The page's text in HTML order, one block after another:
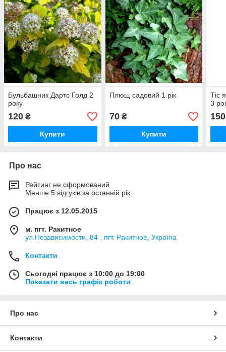
Бульбашник Дартс Голд 2
року
120 ₴
Купити
Плющ садовий 1 рік
70₴
Купити
Тіс
3
150
Про нас
Рейтинг не сформований
Менше 5 відгуків за останній рік
Працює з 12.05.2015
м. пгт. Ракитное
ул.Независимости, 84 , пгт. Ракитное, Україна
Контакти
Сьогодні працює з 10:00 до 19:00
Показати весь графік роботи
Про нас
Контакти